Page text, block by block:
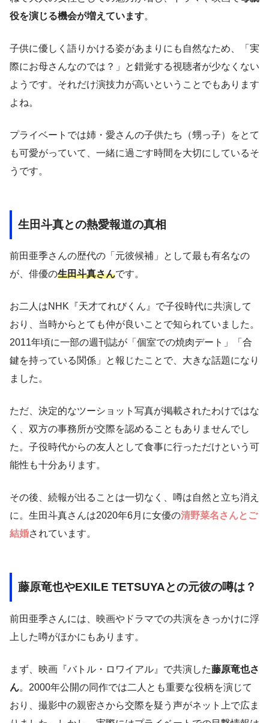
役を演じる機会が増えています。
子供に優しく語りかける姿があまりにも自然なため、「実
際にお母さんなのでは？」と錯覚する視聴者が少なくない
ようです。それだけ演技力が高いということでもあります
よね。
プライベートでは姉・愛さんの子供たち（甥っ子）をとて
も可愛がっていて、一緒に過ごす時間を大切にしているそ
うです。
生田斗真との熱愛報道の真相
前田亜季さんの歴代の「元彼候補」として最も有名なの
が、俳優の生田斗真さんです。
お二人はNHK『天才てれびくん』で子役時代に共演して
おり、当時からとても仲が良いことで知られていました。
2011年頃に一部の週刊誌が「個室での焼肉デート」「合
鍵を持っている関係」と報じたことで、大きな話題になり
ました。
ただ、決定的なツーショット写真が掲載されたわけではな
く、双方の事務所が交際を認めることもありませんでし
た。子役時代からの友人として食事に行っただけという可
能性も十分あります。
その後、続報が出ることは一切なく、噂は自然と立ち消え
に。生田斗真さんは2020年6月に女優の清野菜名さんとご
結婚されています。
藤原竜也やEXILE TETSUYAとの元彼の噂は？
前田亜季さんには、映画やドラマでの共演をきっかけに浮
上した噂がほかにもあります。
まず、映画『バトル・ロワイアル』で共演した藤原竜也さ
ん。2000年公開の同作では二人とも重要な役柄を演じて
おり、撮影中の親密さから交際を疑う声がネット上で広ま